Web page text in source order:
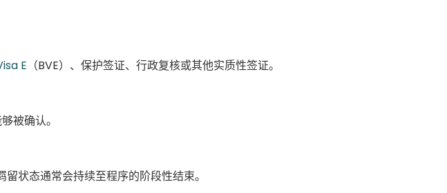
E （BVE）、保护签证、行政复核或其他实质性签证。
被确认。
留状态通常会持续至程序的阶段性结束。